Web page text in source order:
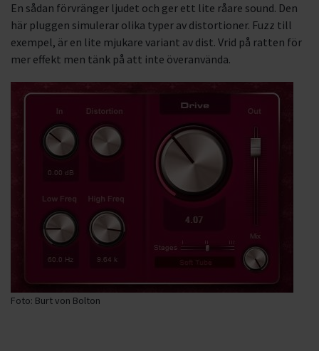
En sådan förvränger ljudet och ger ett lite råare sound. Den
här pluggen simulerar olika typer av distortioner. Fuzz till
exempel, är en lite mjukare variant av dist. Vrid på ratten för
mer effekt men tänk på att inte överanvända.
Foto: Burt von Bolton